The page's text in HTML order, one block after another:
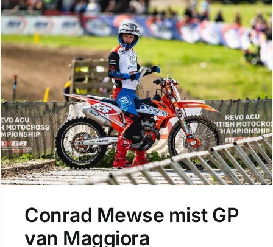
Conrad Mewse mist GP
van Maggiora